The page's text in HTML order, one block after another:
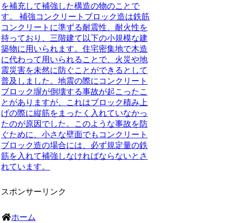
を補充して補強した構造の物のことで
す。
補強コンクリートブロック造は鉄筋
コンクリートに準ずる耐震性、耐火性を
持っており、三階建て以下の小規模な建
築物に用いられます。住宅密集地で木造
に代わって用いられることで、火災や地
震災害を未然に防ぐことができるとして
普及しました。地震の際にコンクリート
ブロック塀が倒壊する事故が起こったこ
とがありますが、これはブロック積み上
げの際に縦筋をまったく入れていなかっ
たのが原因でした。このような事故を防
ぐために、小さな壁面でもコンクリート
ブロック造の場合には、必ず規定量の鉄
筋を入れて補強しなければならないとさ
れています。
スポンサーリンク
ホーム